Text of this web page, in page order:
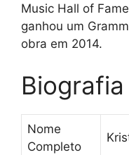
Music Hall of
ganhou um
obra em 2014.
Biografia
Nome
Completo